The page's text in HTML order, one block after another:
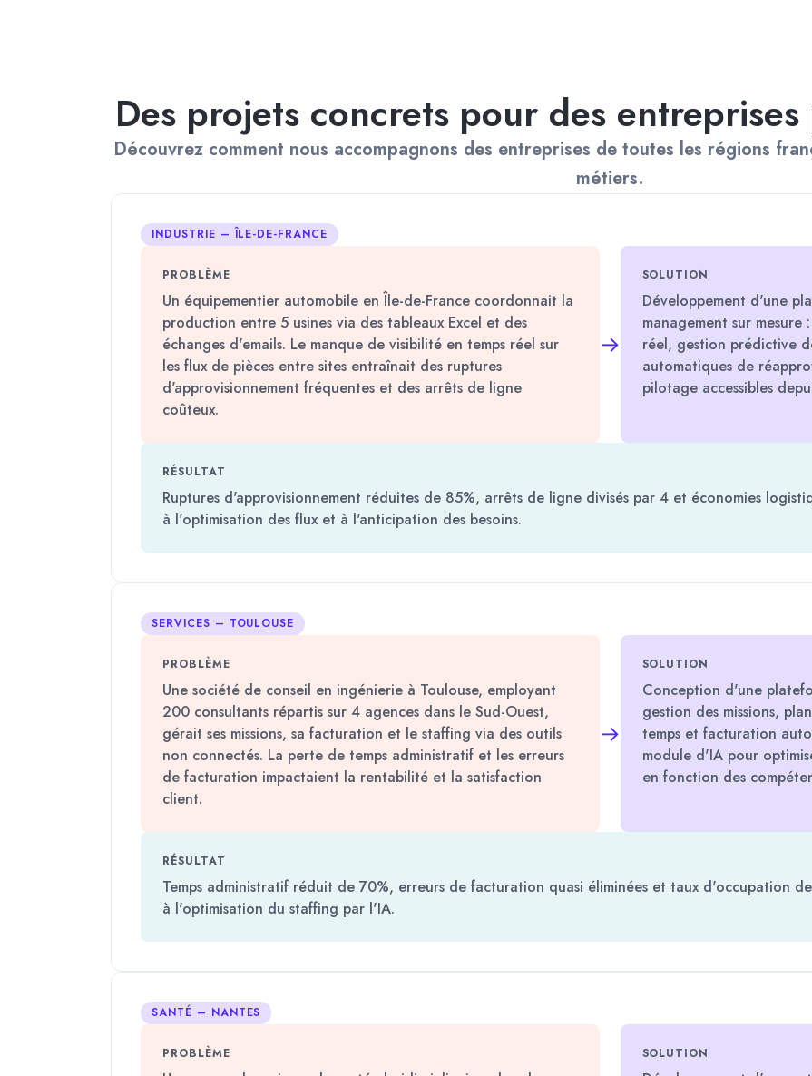
Des projets concrets pour des
Découvrez comment nous accompagnons des entreprises de toutes les régions
métiers.
INDUSTRIE – ÎLE-DE-FRANCE
PROBLÈME
Un équipementier automobile en Île-de-France coordonnait la
production entre 5 usines via des tableaux Excel et des
échanges d'emails. Le manque de visibilité en temps réel sur
les flux de pièces entre sites entraînait des ruptures
d'approvisionnement fréquentes et des arrêts de ligne
coûteux.
→
SOLUTION
Développement d'une
management sur mesure
réel, gestion prédictive
automatiques de
pilotage accessibles
RÉSULTAT
Ruptures d'approvisionnement réduites de 85%, arrêts de ligne divisés par 4 et économies
à l'optimisation des flux et à l'anticipation des besoins.
SERVICES – TOULOUSE
PROBLÈME
Une société de conseil en ingénierie à Toulouse, employant
200 consultants répartis sur 4 agences dans le Sud-Ouest,
gérait ses missions, sa facturation et le staffing via des outils
non connectés. La perte de temps administratif et les erreurs
de facturation impactaient la rentabilité et la satisfaction
client.
→
SOLUTION
Conception d'une
gestion des missions,
temps et facturation
module d'IA pour
en fonction des
RÉSULTAT
Temps administratif réduit de 70%, erreurs de facturation quasi éliminées et taux d'occupation
à l'optimisation du staffing par l'IA.
SANTÉ – NANTES
PROBLÈME SOLUTION